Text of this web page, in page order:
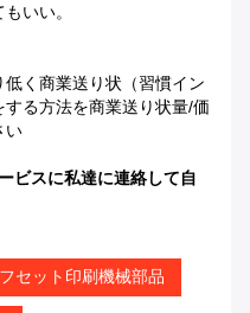
いい。
く商業送り状（習慣イン
る方法を商業送り状量/価
い
ビスに私達に連絡して自
セット印刷機械部品